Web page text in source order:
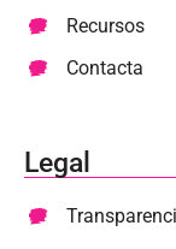
Recursos
Contacta
Legal